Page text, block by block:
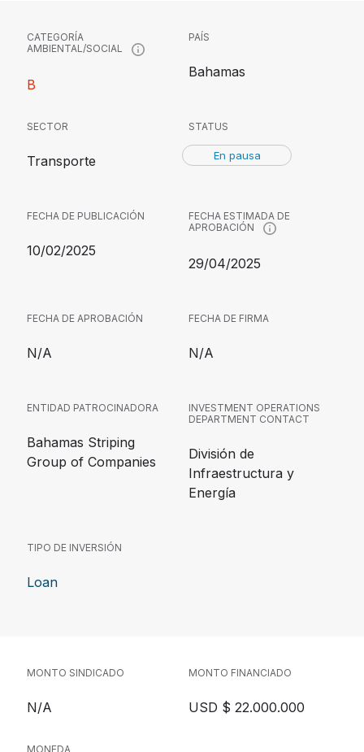
CATEGORÍA
AMBIENTAL/SOCIAL
B
PAÍS
Bahamas
SECTOR
Transporte
STATUS
En pausa
FECHA DE PUBLICACIÓN
10/02/2025
FECHA ESTIMADA DE
APROBACIÓN
29/04/2025
FECHA DE APROBACIÓN
N/A
FECHA DE FIRMA
N/A
ENTIDAD PATROCINADORA
Bahamas Striping
Group of Companies
INVESTMENT OPERATIONS
DEPARTMENT CONTACT
División de
Infraestructura y
Energía
TIPO DE INVERSIÓN
Loan
MONTO SINDICADO
N/A
MONTO FINANCIADO
USD $ 22.000.000
MONEDA